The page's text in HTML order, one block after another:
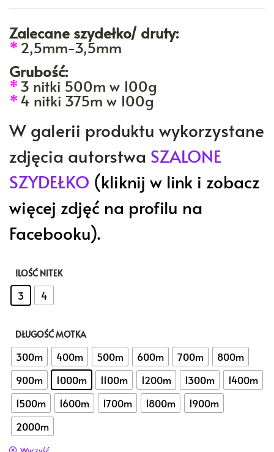
Zalecane szydełko/ druty:
* 2,5mm-3,5mm
Grubość:
*3 nitki 500m w 100g
*4 nitki 375m w 100g
W galerii produktu wykorzystane
zdjęcia autorstwa SZALONE
SZYDEŁKO (kliknij w link i zobacz
więcej zdjęć na profilu na
Facebooku).
ILOŚĆ NITEK
3 4
DŁUGOŚĆ MOTKA
300m 400m 500m 600m 700m
800m
900m
1000m 1100m 1200m 1300m
1400m
1500m
1600m 1700m 1800m
1900m
2000m